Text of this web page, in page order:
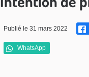
Publié le 31 mars 2022
WhatsApp